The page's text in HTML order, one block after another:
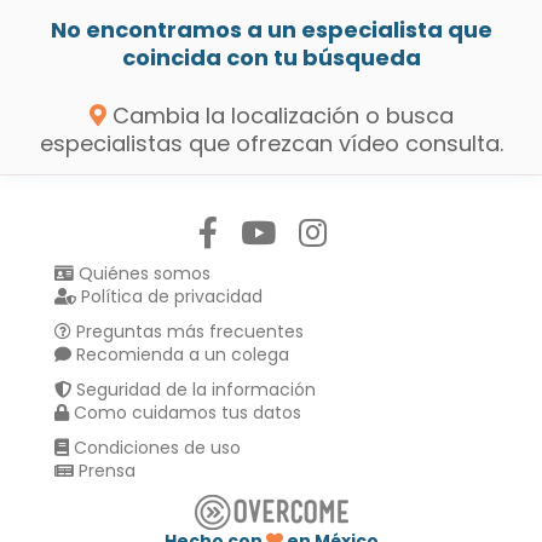
No encontramos a un especialista que
coincida con tu búsqueda
Cambia la localización o busca
especialistas que ofrezcan vídeo consulta.
Quiénes somos
Política de privacidad
Preguntas más frecuentes
Recomienda a un colega
Seguridad de la información
Como cuidamos tus datos
Condiciones de uso
Prensa